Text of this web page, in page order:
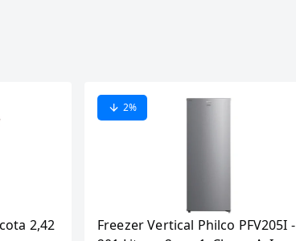
2,42
2%
Freezer Vertical Philco PFV205I -